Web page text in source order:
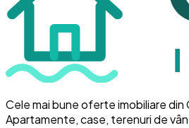
Cele mai bune oferte imobiliare din
Apartamente, case, terenuri de